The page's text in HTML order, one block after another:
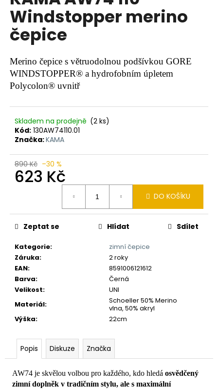
0,0
z
5
hvězdiček.
Windstopper merino
čepice
Merino čepice s větruodolnou podšívkou GORE
WINDSTOPPER® a hydrofobním úpletem
Polycolon® uvnitř
Skladem na prodejně (2 ks)
Kód: 130AW74110.01
Značka:KAMA
890 Kč –30 %
623 Kč
DO KOŠÍKU
Kategorie:
zimní čepice
Záruka:
2 roky
EAN:
8591006121612
Barva:
Černá
Velikost:
UNI
Materiál:
Schoeller 50% Merino
vlna, 50% akryl
Výška: 22cm
Zeptat se Hlídat Sdílet
Popis Diskuze Značka
AW74 je skvělou volbou pro každého, kdo hledá osvědčený
zimní doplněk v tradičním stylu, ale s maximální
a
j
í
?
D
o
p
u
e
m
e